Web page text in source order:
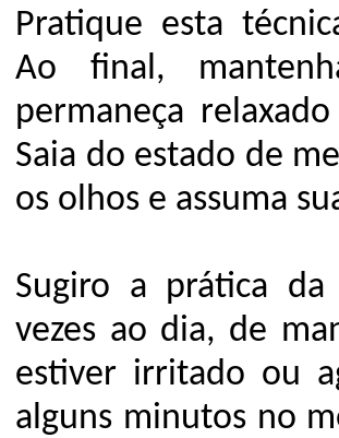
Pratique esta
Ao final,
permaneça
Saia do estado de
os olhos e assuma
Sugiro a prática da
vezes ao dia, de
estiver irritado ou
alguns minutos no